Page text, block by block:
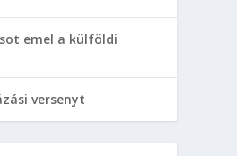
emel a külföldi
versenyt